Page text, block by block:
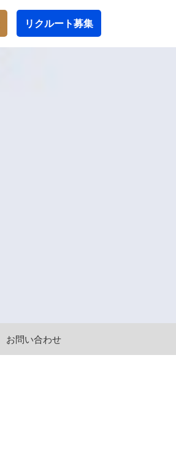
リクルート募集
お問い合わせ